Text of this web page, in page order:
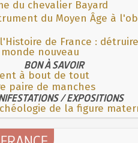
du chevalier Bayard
du Moyen Âge à
de France :
nouveau
BON À SAVOIR
à bout de tout
paire de manches
/ EXPOSITIONS
de la figure